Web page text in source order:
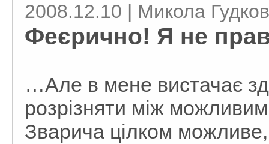
2008.12.10 | Микола
Феєрично! Я не
…Але в мене вистачає
розрізняти між
Зварича цілком